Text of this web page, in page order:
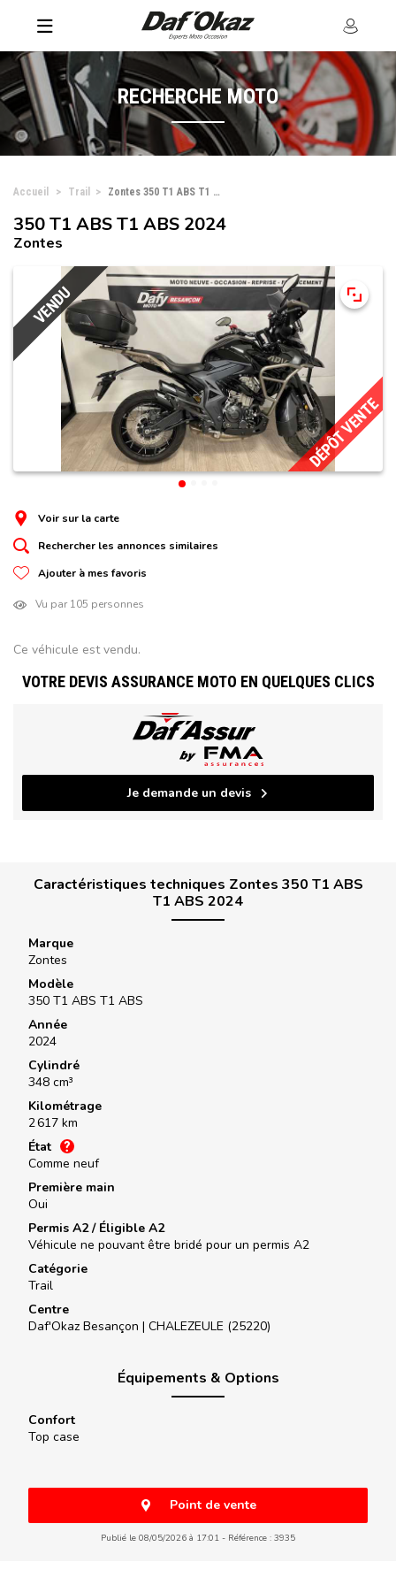
RECHERCHE MOTO
Accueil Trail Zontes 350 T1 ABS T1 ABS
VENDU
DÉPÔT VENTE
350 T1 ABS T1 ABS 2024
Zontes
Voir sur la carte
Rechercher les annonces similaires
Ajouter à mes favoris
Vu par 105 personnes
Ce véhicule est vendu.
VOTRE DEVIS ASSURANCE MOTO EN QUELQUES CLICS
Je demande un devis
Caractéristiques techniques Zontes 350 T1 ABS
T1 ABS 2024
Marque
Zontes
Modèle
350 T1 ABS T1 ABS
Année
2024
Cylindré
348 cm³
Kilométrage
2 617 km
État
Comme neuf
Première main
Oui
Permis A2 / Éligible A2
Véhicule ne pouvant être bridé pour un permis A2
Catégorie
Trail
Centre
Daf'Okaz Besançon | CHALEZEULE (25220)
Équipements & Options
Confort
Top case
Point de vente
Publié le 08/05/2026 à 17:01 Référence : 3935